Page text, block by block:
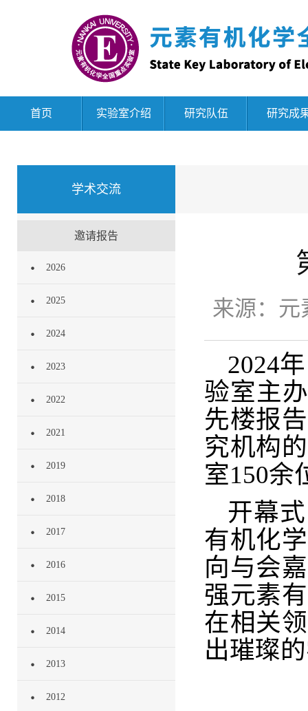
首页 实验室介绍 研究队伍 研究成
学术交流
邀请报告
2026
2025
2024
2023
2022
2021
2019
2018
2017
2016
2015
2014
2013
2012
来源： 元
2024
验室主
先楼报
究机构
室150余
开幕
有机化
向与会
强元素
在相关
出璀璨